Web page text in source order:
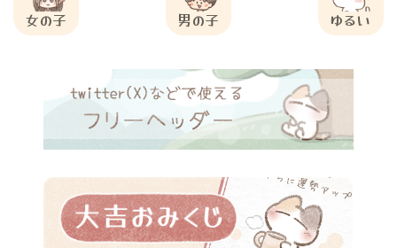
女の子 男の子 ゆるい